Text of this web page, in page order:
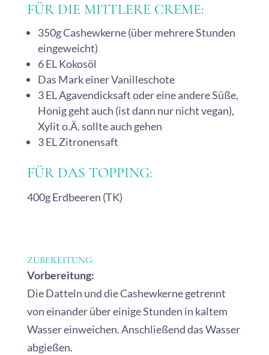
FÜR DIE MITTLERE CREME:
350g Cashewkerne (über mehrere Stunden
eingeweicht)
6 EL Kokosöl
Das Mark einer Vanilleschote
3 EL Agavendicksaft oder eine andere Süße,
Honig geht auch (ist dann nur nicht vegan),
Xylit o.Ä. sollte auch gehen
3 EL Zitronensaft
FÜR DAS TOPPING:
400g Erdbeeren (TK)
ZUBEREITUNG:
Vorbereitung:
Die Datteln und die Cashewkerne getrennt
von einander über einige Stunden in kaltem
Wasser einweichen. Anschließend das Wasser
abgießen.